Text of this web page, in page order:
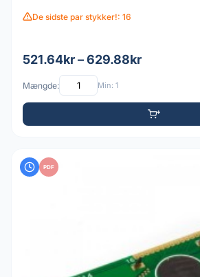
De sidste par stykker!: 16
521.64kr – 629.88kr
Mængde: Min: 1
PDF